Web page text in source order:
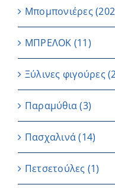
Μπομπονιέρες
ΜΠΡΕΛΟΚ (11)
Ξύλινες φιγούρες
Παραμύθια (3)
Πασχαλινά (14)
Πετσετούλες (1)